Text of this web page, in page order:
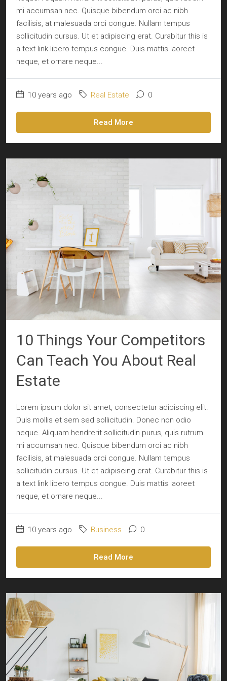
mi accumsan nec. Quisque bibendum orci ac nibh
facilisis, at malesuada orci congue. Nullam tempus
sollicitudin cursus. Ut et adipiscing erat. Curabitur this is
a text link libero tempus congue. Duis mattis laoreet
neque, et ornare neque...
10 years ago Real Estate 0
Read More
10 Things Your Competitors
Can Teach You About Real
Estate
Lorem ipsum dolor sit amet, consectetur adipiscing elit.
Duis mollis et sem sed sollicitudin. Donec non odio
neque. Aliquam hendrerit sollicitudin purus, quis rutrum
mi accumsan nec. Quisque bibendum orci ac nibh
facilisis, at malesuada orci congue. Nullam tempus
sollicitudin cursus. Ut et adipiscing erat. Curabitur this is
a text link libero tempus congue. Duis mattis laoreet
neque, et ornare neque...
10 years ago Business 0
Read More